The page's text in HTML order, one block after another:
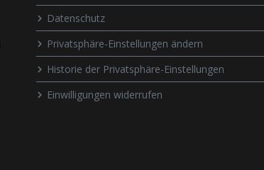
Datenschutz
Privatsphäre-Einstellungen ändern
Historie der Privatsphäre-Einstellungen
Einwilligungen widerrufen